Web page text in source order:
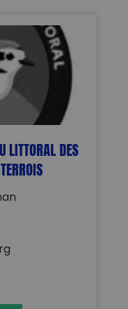
LITTORAL DES